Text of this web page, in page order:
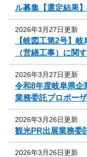
ル募集【選定結果】
2026年3月27日更新
【岐図工第2号】
（営繕工事）に関
2026年3月27日更新
令和8年度岐阜県企
業務委託プロポー
2026年3月26日更新
観光PR出展業務委
2026年3月26日更新